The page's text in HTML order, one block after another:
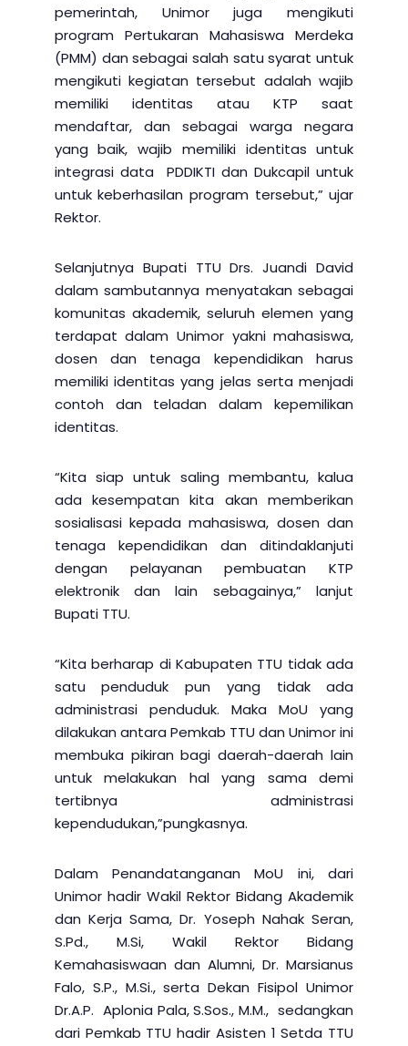
pemerintah, Unimor juga mengikuti
program Pertukaran Mahasiswa Merdeka
(PMM) dan sebagai salah satu syarat untuk
mengikuti kegiatan tersebut adalah wajib
memiliki identitas atau KTP saat
mendaftar, dan sebagai warga negara
yang baik, wajib memiliki identitas untuk
integrasi data PDDIKTI dan Dukcapil untuk
untuk keberhasilan program tersebut,” ujar
Rektor.
Selanjutnya Bupati TTU Drs. Juandi David
dalam sambutannya menyatakan sebagai
komunitas akademik, seluruh elemen yang
terdapat dalam Unimor yakni mahasiswa,
dosen dan tenaga kependidikan harus
memiliki identitas yang jelas serta menjadi
contoh dan teladan dalam kepemilikan
identitas.
“Kita siap untuk saling membantu, kalua
ada kesempatan kita akan memberikan
sosialisasi kepada mahasiswa, dosen dan
tenaga kependidikan dan ditindaklanjuti
dengan pelayanan pembuatan KTP
elektronik dan lain sebagainya,” lanjut
Bupati TTU.
“Kita berharap di Kabupaten TTU tidak ada
satu penduduk pun yang tidak ada
administrasi penduduk. Maka MoU yang
dilakukan antara Pemkab TTU dan Unimor ini
membuka pikiran bagi daerah-daerah lain
untuk melakukan hal yang sama demi
tertibnya administrasi
kependudukan,”pungkasnya.
Dalam Penandatanganan MoU ini, dari
Unimor hadir Wakil Rektor Bidang Akademik
dan Kerja Sama, Dr. Yoseph Nahak Seran,
S.Pd., M.Si, Wakil Rektor Bidang
Kemahasiswaan dan Alumni, Dr. Marsianus
Falo, S.P., M.Si., serta Dekan Fisipol Unimor
Dr.A.P. Aplonia Pala, S.Sos., M.M., sedangkan
dari Pemkab TTU hadir Asisten 1 Setda TTU